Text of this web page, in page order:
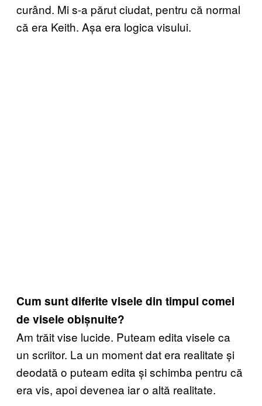
curând. Mi s-a părut ciudat, pentru că normal
că era Keith. Așa era logica visului.
Cum sunt diferite visele din timpul comei
de visele obișnuite?
Am trăit vise lucide. Puteam edita visele ca
un scriitor. La un moment dat era realitate și
deodată o puteam edita și schimba pentru că
era vis, apoi devenea iar o altă realitate.